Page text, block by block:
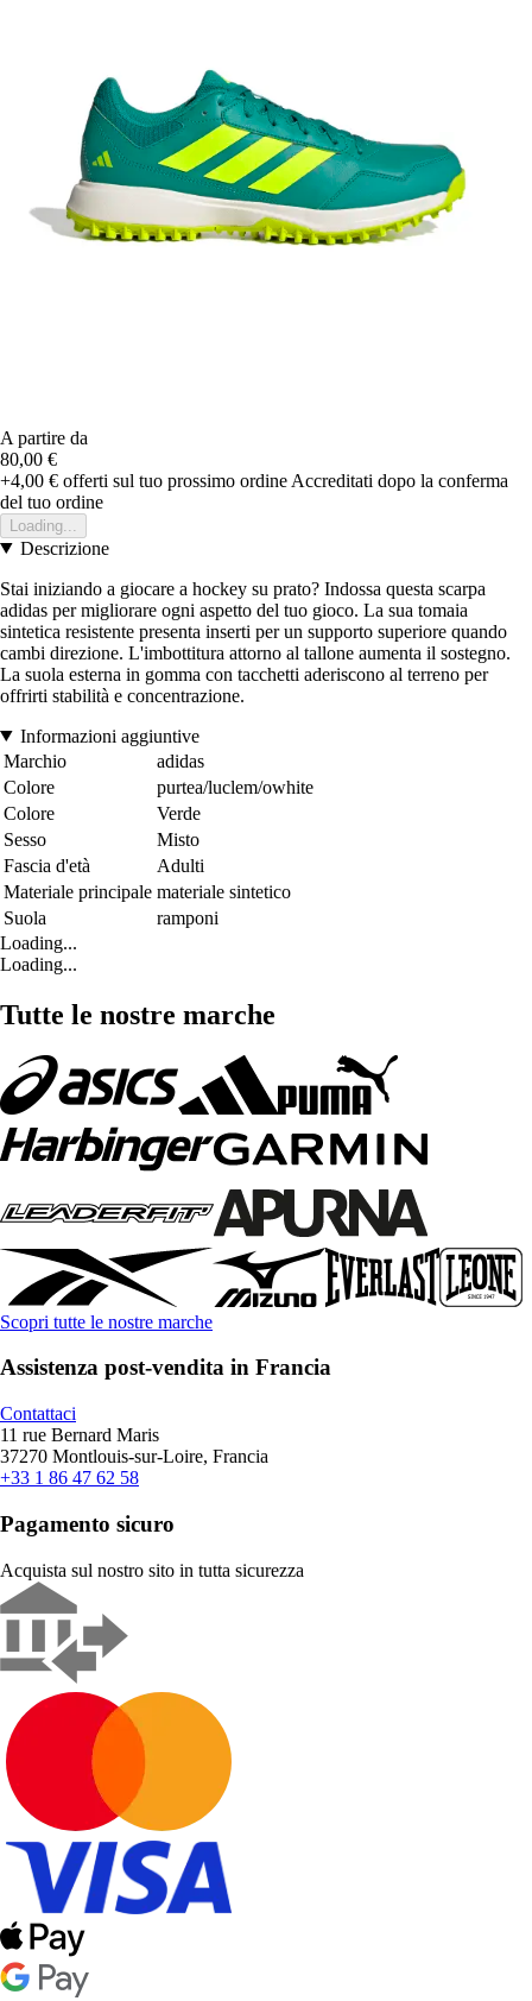
A partire da
80,00 €
+4,00 € offerti sul tuo prossimo ordine Accreditati dopo la conferma
del tuo ordine
Loading...
Descrizione
Stai iniziando a giocare a hockey su prato? Indossa questa scarpa
adidas per migliorare ogni aspetto del tuo gioco. La sua tomaia
sintetica resistente presenta inserti per un supporto superiore quando
cambi direzione. L'imbottitura attorno al tallone aumenta il sostegno.
La suola esterna in gomma con tacchetti aderiscono al terreno per
offrirti stabilità e concentrazione.
Informazioni aggiuntive
Marchio
adidas
Colore
purtea/luclem/owhite
Colore
Verde
Sesso
Misto
Fascia d'età
Adulti
Materiale principale materiale sintetico
Suola
ramponi
Loading...
Loading...
Tutte le nostre marche
Scopri tutte le nostre marche
Assistenza post-vendita in Francia
Contattaci
11 rue Bernard Maris
37270 Montlouis-sur-Loire, Francia
+33 1 86 47 62 58
Pagamento sicuro
Acquista sul nostro sito in tutta sicurezza